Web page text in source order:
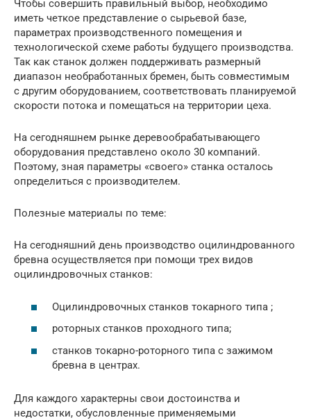
Чтобы совершить правильный выбор, необходимо
иметь четкое представление о сырьевой базе,
параметрах производственного помещения и
технологической схеме работы будущего производства.
Так как станок должен поддерживать размерный
диапазон необработанных бремен, быть совместимым
с другим оборудованием, соответствовать планируемой
скорости потока и помещаться на территории цеха.
На сегодняшнем рынке деревообрабатывающего
оборудования представлено около 30 компаний.
Поэтому, зная параметры «своего» станка осталось
определиться с производителем.
Полезные материалы по теме:
На сегодняшний день производство оцилиндрованного
бревна осуществляется при помощи трех видов
оцилиндровочных станков:
Оцилиндровочных станков токарного типа ;
роторных станков проходного типа;
станков токарно-роторного типа с зажимом
бревна в центрах.
Для каждого характерны свои достоинства и
недостатки, обусловленные применяемыми